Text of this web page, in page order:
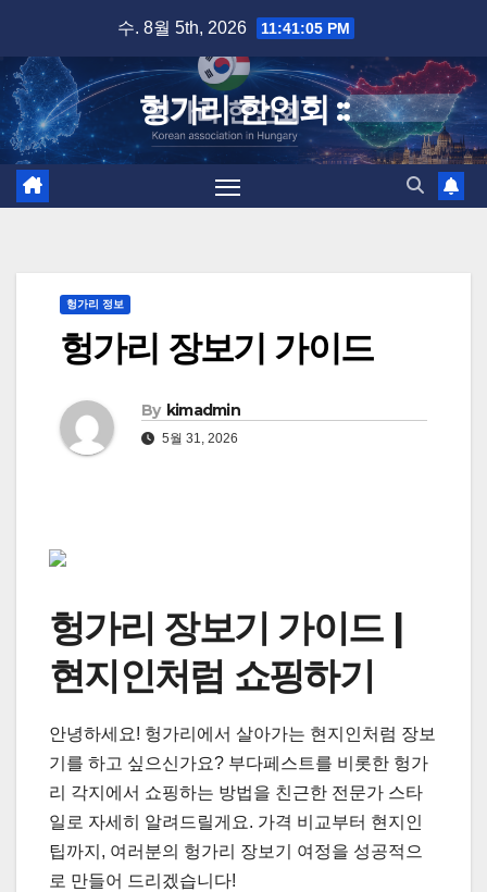
content
수. 8월 5th, 2026 11:41:06 PM
헝가리 한인회 ::
헝가리 정보
헝가리 장보기 가이드
By kimadmin
5월 31, 2026
헝가리 장보기 가이드 |
현지인처럼 쇼핑하기
안녕하세요! 헝가리에서 살아가는 현지인처럼 장보
기를 하고 싶으신가요? 부다페스트를 비롯한 헝가
리 각지에서 쇼핑하는 방법을 친근한 전문가 스타
일로 자세히 알려드릴게요. 가격 비교부터 현지인
팁까지, 여러분의 헝가리 장보기 여정을 성공적으
로 만들어 드리겠습니다!